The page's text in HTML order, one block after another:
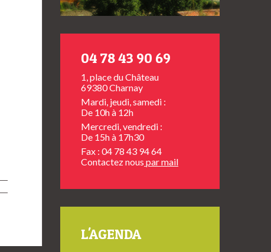
04 78 43 90 69
1, place du Château
69380 Charnay
Mardi, jeudi, samedi :
De 10h à 12h
Mercredi, vendredi :
De 15h à 17h30
Fax : 04 78 43 94 64
Contactez nous par mail
L'AGENDA